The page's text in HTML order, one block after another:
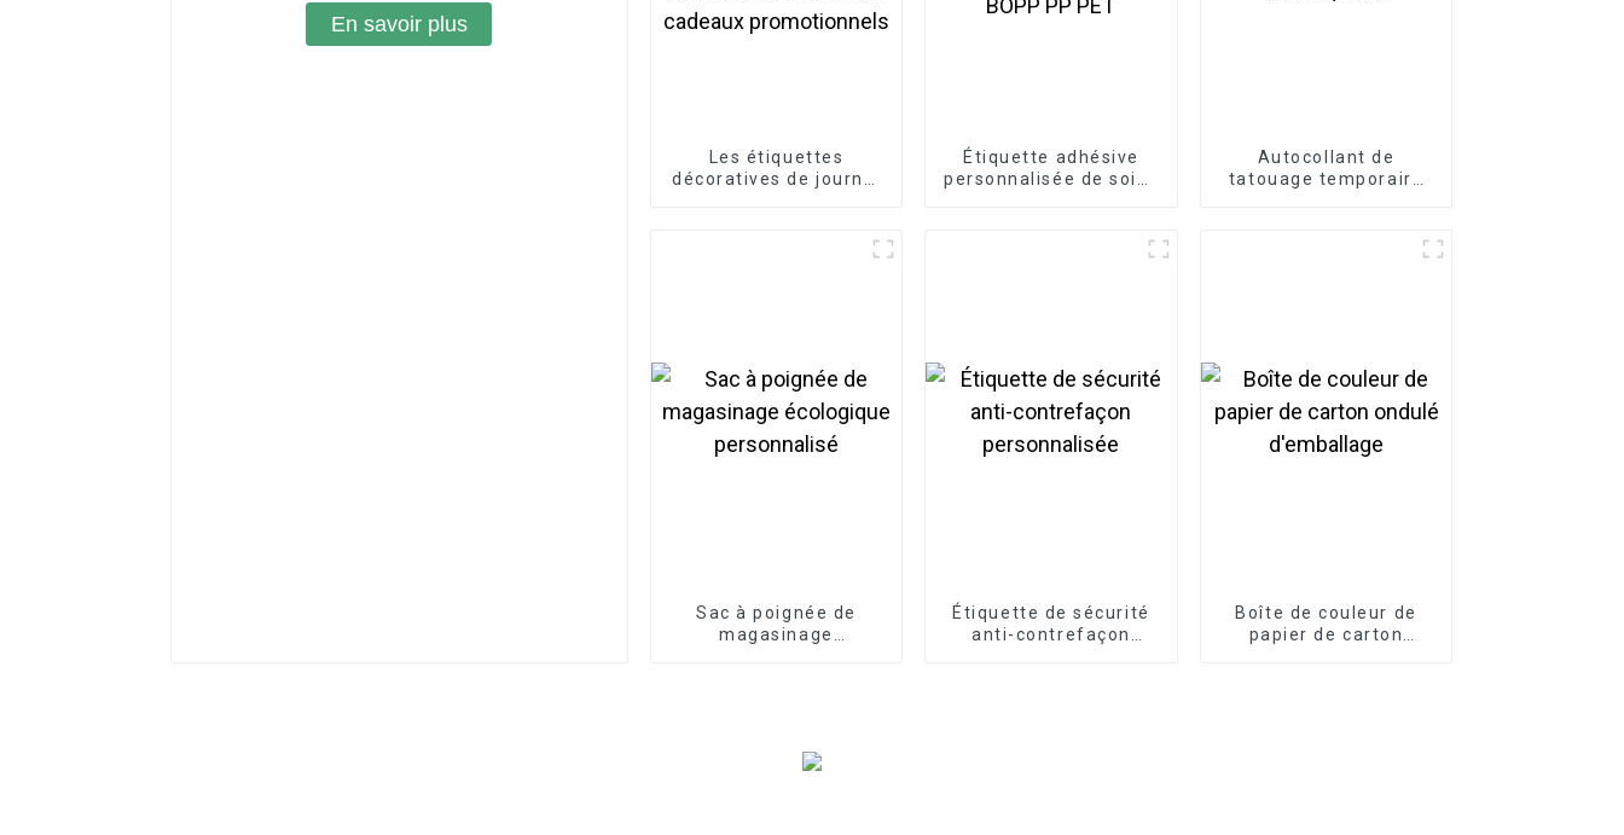
En savoir plus
Les étiquettes
décoratives de journal
dessinée de cadeaux
Étiquette adhésive
personnalisée de soins
Autocollant de
tatouage temporaire
Sac à poignée de
magasinage
Étiquette de sécurité
anti-contrefaçon
Boîte de couleur de
papier de carton